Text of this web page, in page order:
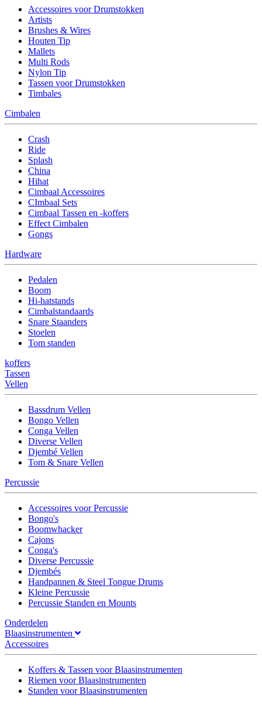
Accessoires voor Drumstokken
Artists
Brushes & Wires
Houten Tip
Mallets
Multi Rods
Nylon Tip
Tassen voor Drumstokken
Timbales
Cimbalen
Crash
Ride
Splash
China
Hihat
Cimbaal Accessoires
CImbaal Sets
Cimbaal Tassen en -koffers
Effect Cimbalen
Gongs
Hardware
Pedalen
Boom
Hi-hatstands
Cimbalstandaards
Snare Staanders
Stoelen
Tom standen
koffers
Tassen
Vellen
Bassdrum Vellen
Bongo Vellen
Conga Vellen
Diverse Vellen
Djembé Vellen
Tom & Snare Vellen
Percussie
Accessoires voor Percussie
Bongo's
Boomwhacker
Cajons
Conga's
Diverse Percussie
Djembés
Handpannen & Steel Tongue Drums
Kleine Percussie
Percussie Standen en Mounts
Onderdelen
Blaasinstrumenten
Accessoires
Koffers & Tassen voor Blaasinstrumenten
Riemen voor Blaasinstrumenten
Standen voor Blaasinstrumenten